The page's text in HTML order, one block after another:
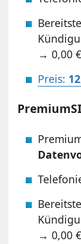
→ 0,00 €
Preis:
→ 0,00 €